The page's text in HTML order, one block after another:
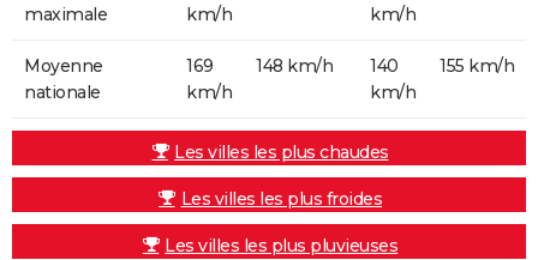
maximale
km/h
km/h
Moyenne
nationale
169
km/h
148 km/h
140
km/h
155 km/h
Les villes les plus chaudes
Les villes les plus froides
Les villes les plus pluvieuses